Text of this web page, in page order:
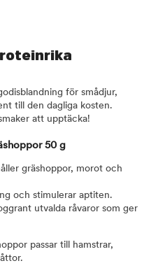
för smådjur,
till den dagliga kosten.
att upptäcka!
50 g
gräshoppor, morot och
och stimulerar aptiten.
utvalda råvaror som ger
passar till hamstrar,